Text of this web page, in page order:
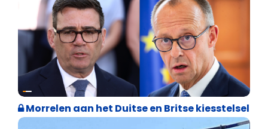
Internationale politiek
Morrelen aan het Duitse en Britse kiesstelsel